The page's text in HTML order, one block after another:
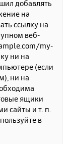
добавлять
на
ссылку на
веб-
my-
ни на
(если
ни на
ящики
сайты и т. п.
в